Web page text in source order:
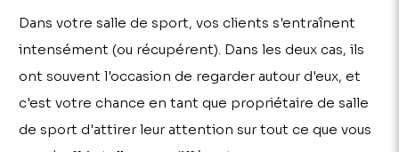
Dans votre salle de sport, vos clients s'entraînent
intensément (ou récupérent). Dans les deux cas, ils
ont souvent l'occasion de regarder autour d'eux, et
c'est votre chance en tant que propriétaire de salle
de sport d'attirer leur attention sur tout ce que vous